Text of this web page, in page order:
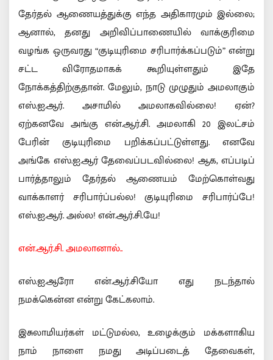
தேர்தல் ஆணையத்துக்கு எந்த அதிகாரமும் இல்லை;
ஆனால், தனது அறிவிப்பாணையில் வாக்குரிமை
வழங்க ஒருவரது “குடியுரிமை சரிபார்க்கப்படும்” என்று
சட்ட விரோதமாகக் கூறியுள்ளதும் இதே
நோக்கத்திற்குதான். மேலும், நாடு முழுதும் அமலாகும்
எஸ்.ஐ.ஆர். அசாமில் அமலாகவில்லை! ஏன்?
ஏற்கனவே அங்கு என்.ஆர்.சி. அமலாகி 20 இலட்சம்
பேரின் குடியுரிமை பறிக்கப்பட்டுள்ளது. எனவே
அங்கே எஸ்.ஐ.ஆர் தேவைப்படவில்லை! ஆக, எப்படிப்
பார்த்தாலும் தேர்தல் ஆணையம் மேற்கொள்வது
வாக்காளர் சரிபார்ப்பல்ல! குடியுரிமை சரிபார்ப்பே!
எஸ்.ஐ.ஆர். அல்ல! என்.ஆர்.சி.யே!
என்.ஆர்.சி. அமலானால்..
எஸ்.ஐ.ஆரோ என்.ஆர்.சியோ எது நடந்தால்
நமக்கென்ன என்று கேட்கலாம்.
இசுலாமியர்கள் மட்டுமல்ல, உழைக்கும் மக்களாகிய
நாம் நாளை நமது அடிப்படைத் தேவைகள்,